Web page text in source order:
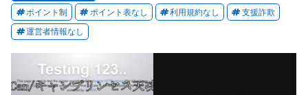
ポイント制 ポイント表なし 利用規約なし 支援詐欺
運営者情報なし